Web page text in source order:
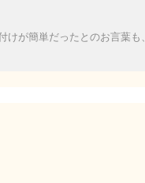
が簡単だったとのお言葉